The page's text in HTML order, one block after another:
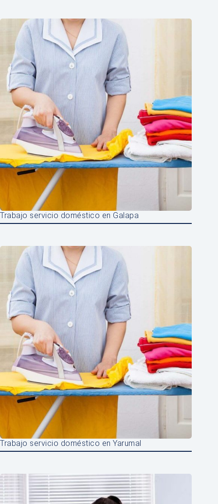
Trabajo servicio doméstico en Galapa
Trabajo servicio doméstico en Yarumal